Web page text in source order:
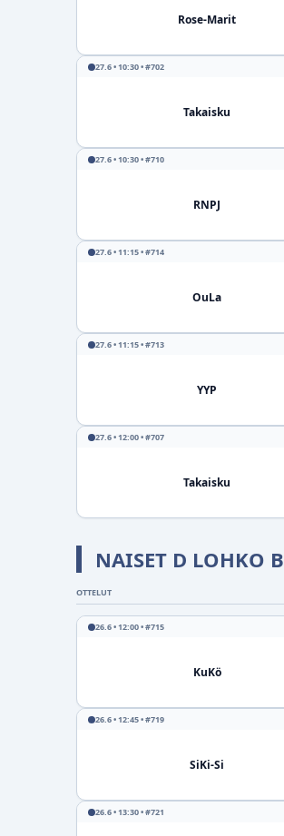
Rose-Marit
27.6 • 10:30 • #702
Takaisku
27.6 • 10:30 • #710
RNPJ
27.6 • 11:15 • #714
OuLa
27.6 • 11:15 • #713
YYP
27.6 • 12:00 • #707
Takaisku
NAISET D LOHKO B
OTTELUT
26.6 • 12:00 • #715
KuKö
26.6 • 12:45 • #719
SiKi-Si
26.6 • 13:30 • #721